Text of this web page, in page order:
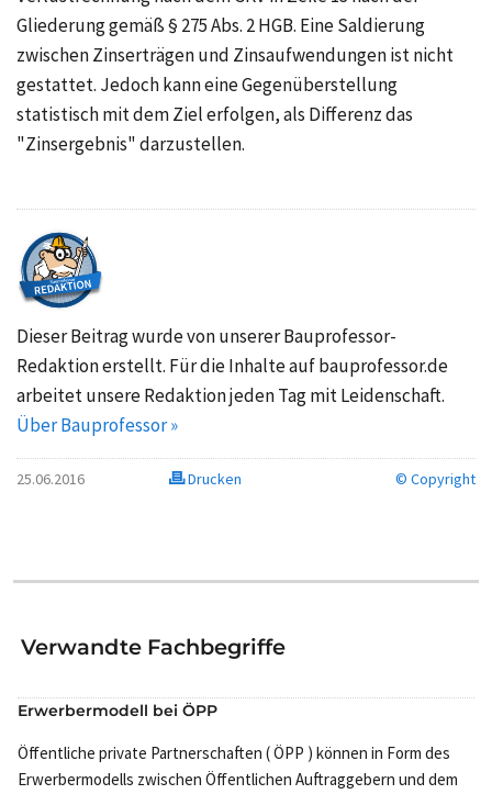
Gliederung gemäß § 275 Abs. 2 HGB. Eine Saldierung
zwischen Zinserträgen und Zinsaufwendungen ist nicht
gestattet. Jedoch kann eine Gegenüberstellung
statistisch mit dem Ziel erfolgen, als Differenz das
"Zinsergebnis" darzustellen.
Dieser Beitrag wurde von unserer Bauprofessor-
Redaktion erstellt. Für die Inhalte auf bauprofessor.de
arbeitet unsere Redaktion jeden Tag mit Leidenschaft.
Über Bauprofessor »
25.06.2016 Drucken © Copyright
Verwandte Fachbegriffe
Erwerbermodell bei ÖPP
Öffentliche private Partnerschaften ( ÖPP ) können in Form des
Erwerbermodells zwischen Öffentlichen Auftraggebern und dem